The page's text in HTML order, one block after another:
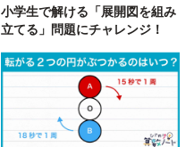
小学生で解ける「展開図を組み
立てる」問題にチャレンジ！